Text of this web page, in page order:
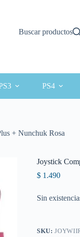
Buscar productos
PS4
+ Nunchuk Rosa
Joystick
$ 1.490
Sin
SKU: